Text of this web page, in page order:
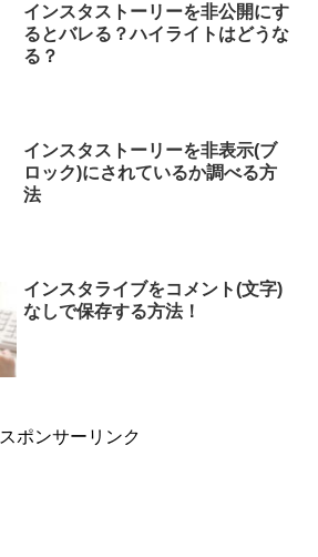
インスタストーリーを非公開にす
るとバレる？ハイライトはどうな
る？
インスタストーリーを非表示(ブ
ロック)にされているか調べる方
法
インスタライブをコメント(文字)
なしで保存する方法！
スポンサーリンク